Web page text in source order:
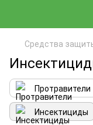
Средства
Протравители
Инсектициды